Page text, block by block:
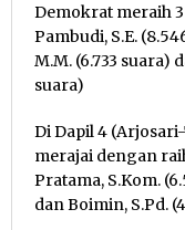
Demokrat meraih
Pambudi, S.E.
M.M. (6.733 suara)
suara)
Di Dapil 4
merajai dengan
Pratama, S.Kom.
dan Boimin, S.Pd.